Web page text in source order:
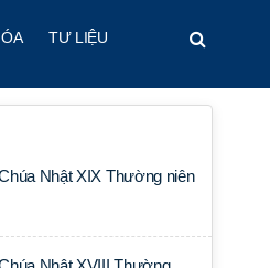
TƯ LIỆU
Nhật XIX Thường niên